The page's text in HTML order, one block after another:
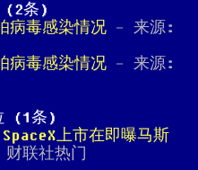
(2条)
病毒感染情况 - 来源:
病毒感染情况 - 来源:
(1条)
上市在即曝马斯
联社热门